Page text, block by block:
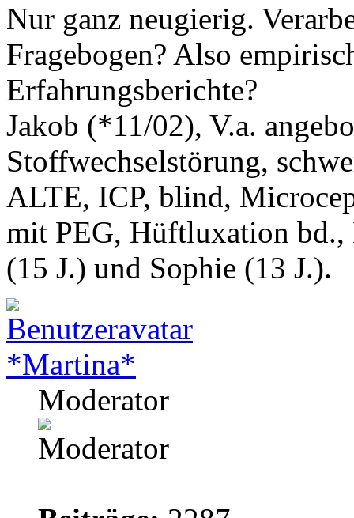
Nur ganz neugierig.
Fragebogen? Also
Erfahrungsberichte?
Jakob (*11/02), V.a.
Stoffwechselstörung,
ALTE, ICP, blind,
mit PEG, Hüftluxation bd.,
(15 J.) und Sophie (13 J.).
*Martina*
Moderator